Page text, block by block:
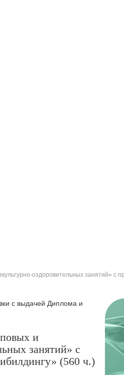
оздоровительных занятий» с
с выдачей Диплома и
и
занятий» с
(560 ч.)